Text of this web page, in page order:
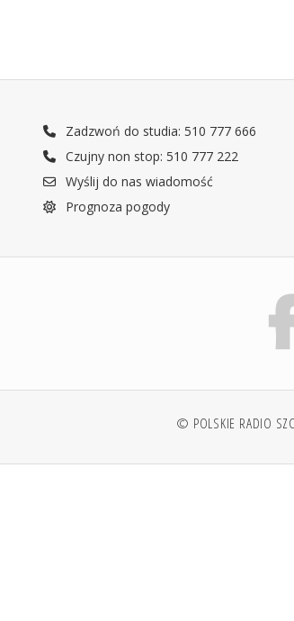
Zadzwoń do studia: 510 777 666
Czujny non stop: 510 777 222
Wyślij do nas wiadomość
Prognoza pogody
© POLSKIE RADIO